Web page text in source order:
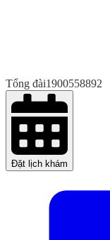
Tổng đài1900558892
Đặt lịch khám